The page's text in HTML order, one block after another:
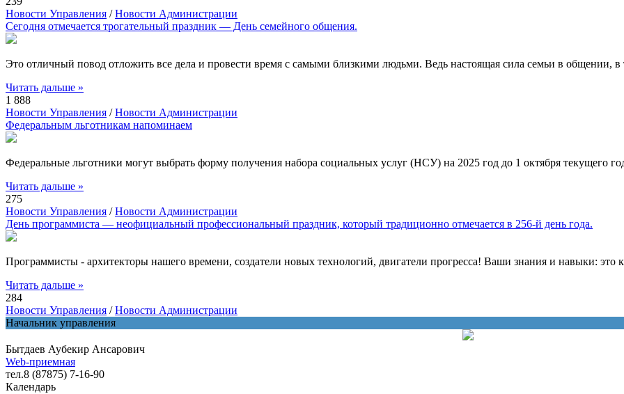
Новости Управления /Новости Администрации
Сегодня отмечается трогательный праздник — День семейного общения.
Это отличный повод отложить все дела и провести время с самыми близкими людьми. Ведь настоящая сила семьи в общении, в
Читать дальше »
1 888
Новости Управления /Новости Администрации
Федеральным льготникам напоминаем
Федеральные льготники могут выбрать форму получения набора социальных услуг (НСУ) на 2025 год до 1 октября текущего
Читать дальше »
275
Новости Управления /Новости Администрации
День программиста — неофициальный профессиональный праздник, который традиционно отмечается в 256-й день года.
Программисты - архитекторы нашего времени, создатели новых технологий, двигатели прогресса! Ваши знания и навыки:
Читать дальше »
284
Новости Управления /Новости Администрации
Начальник управления
Бытдаев Аубекир Ансарович
Web-приемная
тел.8 (87875) 7-16-90
Календарь